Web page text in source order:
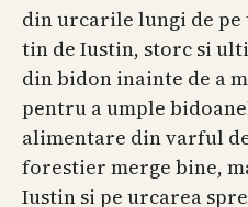
din urcarile lungi de pe
tin de Iustin, storc si
din bidon inainte de a
pentru a umple
alimentare din varful
forestier merge bine,
Iustin si pe urcarea